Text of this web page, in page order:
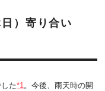
）寄り合い
た*1。今後、雨天時の開